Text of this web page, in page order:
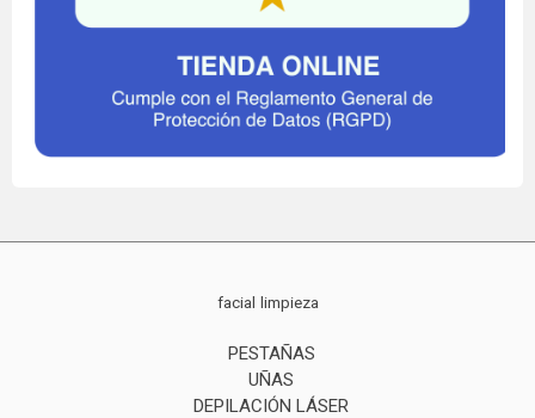
facial limpieza
PESTAÑAS
UÑAS
DEPILACIÓN LÁSER